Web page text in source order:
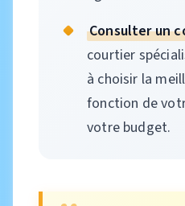
Consulter un
courtier
à choisir la
fonction de
votre budget.